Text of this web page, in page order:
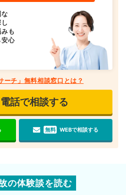
も
安心
ーチ」無料相談窓口とは？
電話で相談する
無料 WEBで相談する
の体験談を読む